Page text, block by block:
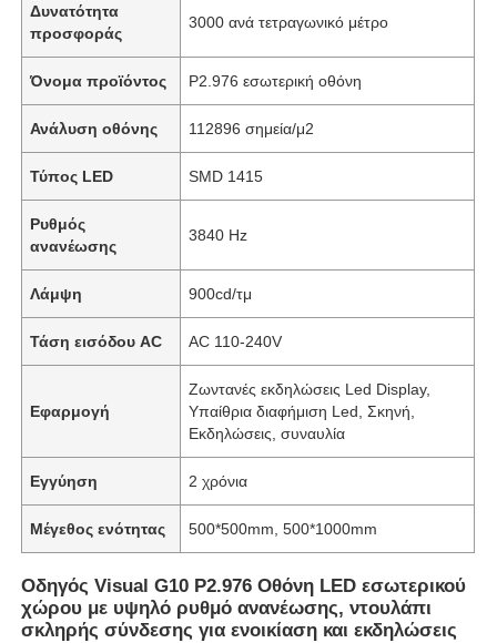
Δυνατότητα
προσφοράς
3000 ανά τετραγωνικό μέτρο
Όνομα προϊόντος P2.976 εσωτερική οθόνη
Ανάλυση οθόνης 112896 σημεία/μ2
Τύπος LED SMD 1415
Ρυθμός
ανανέωσης
3840 Hz
Λάμψη 900cd/τμ
Τάση εισόδου AC AC 110-240V
Εφαρμογή
Ζωντανές εκδηλώσεις Led Display,
Υπαίθρια διαφήμιση Led, Σκηνή,
Εκδηλώσεις, συναυλία
Εγγύηση 2 χρόνια
Μέγεθος ενότητας 500*500mm, 500*1000mm
Οδηγός Visual G10 P2.976 Οθόνη LED εσωτερικού
χώρου με υψηλό ρυθμό ανανέωσης, ντουλάπι
σκληρής σύνδεσης για ενοικίαση και εκδηλώσεις